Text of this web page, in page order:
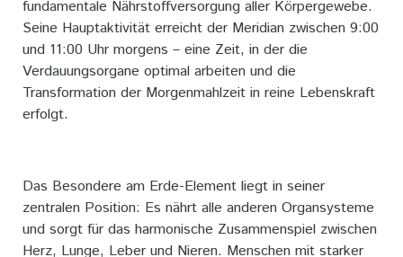
fundamentale Nährstoffversorgung aller Körpergewebe.
Seine Hauptaktivität erreicht der Meridian zwischen 9:00
und 11:00 Uhr morgens – eine Zeit, in der die
Verdauungsorgane optimal arbeiten und die
Transformation der Morgenmahlzeit in reine Lebenskraft
erfolgt.
Das Besondere am Erde-Element liegt in seiner
zentralen Position: Es nährt alle anderen Organsysteme
und sorgt für das harmonische Zusammenspiel zwischen
Herz, Lunge, Leber und Nieren. Menschen mit starker